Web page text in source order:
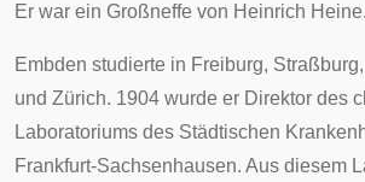
Er war ein Großneffe von Heinrich Heine.
Embden studierte in Freiburg,
und Zürich. 1904 wurde er Direktor des
Laboratoriums des Städtischen
Frankfurt-Sachsenhausen. Aus diesem